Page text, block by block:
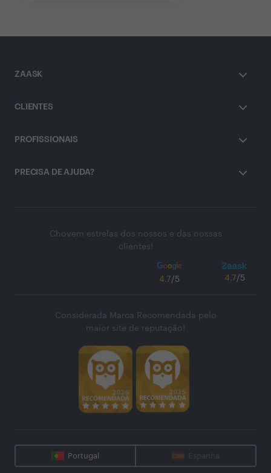
ZAASK
CLIENTES
PROFISSIONAIS
PRECISA DE AJUDA?
Chovem estrelas dos nossos e das nossas
clientes!
4.7/5 4.7/5
Considerada Marca Recomendada pelo
maior site de reputação!
Portugal Espanha